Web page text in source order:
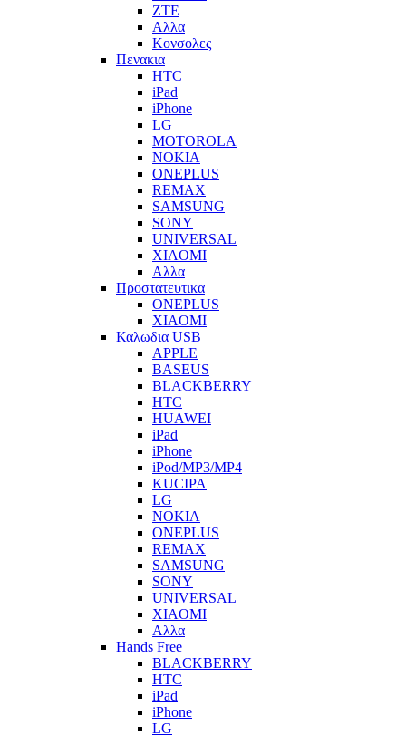
ZTE
Αλλα
Κονσολες
Πενακια
HTC
iPad
iPhone
LG
MOTOROLA
NOKIA
ONEPLUS
REMAX
SAMSUNG
SONY
UNIVERSAL
XIAOMI
Αλλα
Προστατευτικα
ONEPLUS
XIAOMI
Καλωδια USB
APPLE
BASEUS
BLACKBERRY
HTC
HUAWEI
iPad
iPhone
iPod/MP3/MP4
KUCIPA
LG
NOKIA
ONEPLUS
REMAX
SAMSUNG
SONY
UNIVERSAL
XIAOMI
Αλλα
Hands Free
BLACKBERRY
HTC
iPad
iPhone
LG